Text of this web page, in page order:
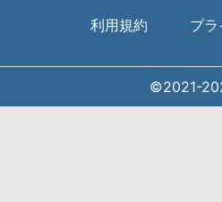
利用規約 プ
©2021-